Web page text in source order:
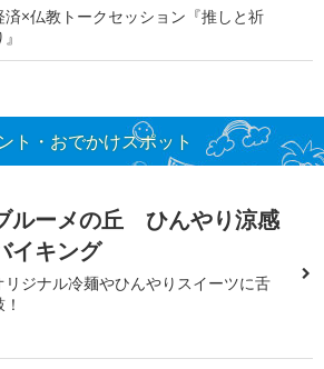
済×仏教トークセッション『推しと祈
ト・おでかけスポット
ルーメの丘 ひんやり涼感
イキング
リジナル冷麺やひんやりスイーツに舌